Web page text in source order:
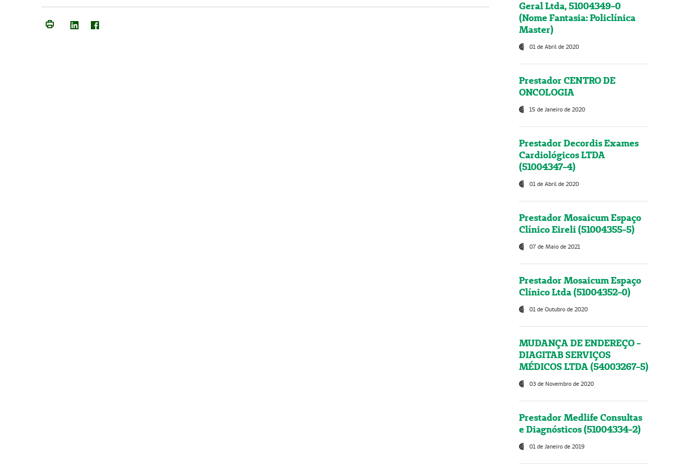
Geral Ltda, 51004349-0
(Nome Fantasia: Policlínica
Master)
01 de Abril de 2020
Prestador CENTRO DE
ONCOLOGIA
15 de Janeiro de 2020
Prestador Decordis Exames
Cardiológicos LTDA
(51004347-4)
01 de Abril de 2020
Prestador Mosaicum Espaço
Clínico Eireli (51004355-5)
07 de Maio de 2021
Prestador Mosaicum Espaço
Clínico Ltda (51004352-0)
01 de Outubro de 2020
MUDANÇA DE ENDEREÇO -
DIAGITAB SERVIÇOS
MÉDICOS LTDA (54003267-5)
03 de Novembro de 2020
Prestador Medlife Consultas
e Diagnósticos (51004334-2)
01 de Janeiro de 2019